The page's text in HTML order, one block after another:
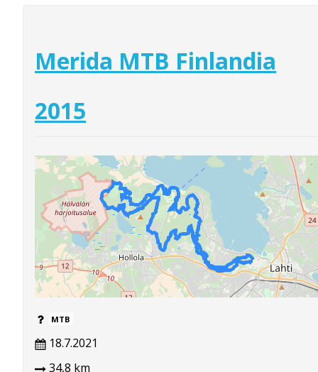
Merida MTB Finlandia
2015
MTB
18.7.2021
34,8 km